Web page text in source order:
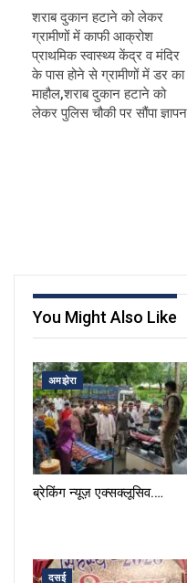
शराब दुकान हटाने को लेकर
ग्रामीणों में काफी आक्रोश
प्राथमिक स्वास्थ्य केंद्र व मंदिर
के पास होने से ग्रामीणों में डर का
माहौल,शराब दुकान हटाने को
लेकर पुलिस चौकी पर सौंपा ज्ञापन
You Might Also Like
अमझेरा
ब्रेकिंग न्यूज़ एक्सक्लूसिव.…
दसई